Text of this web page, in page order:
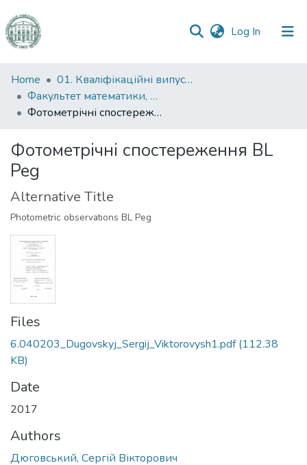
Log In (current)
Communities
&
Collections
Statistics
Home
01. Кваліфікаційні випускні роботи здобувачів вищої освіти
Факультет математики, фізики та інформаційних технологій
Фотометрічні спостереження BL Peg
Фотометрічні спостереження BL
Peg
Alternative Title
Photometric observations BL Peg
Files
6.040203_Dugovskyj_Sergij_Viktorovysh1.pdf(112.38
KB)
Date
2017
Authors
Дюговський, Сергій Вікторович